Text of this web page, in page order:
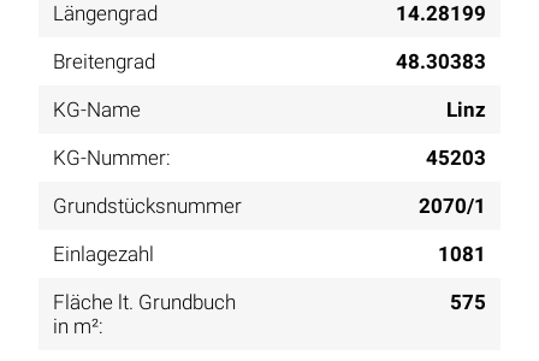
Längengrad
14.28199
Breitengrad
48.30383
KG-Name
Linz
KG-Nummer:
45203
Grundstücksnummer
2070/1
Einlagezahl
1081
Fläche lt. Grundbuch
in m²:
575